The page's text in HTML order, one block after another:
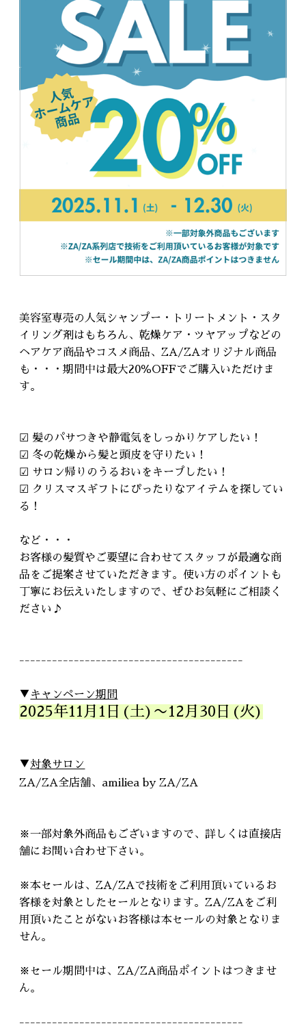
美容室専売の人気シャンプー・トリートメント・スタ
イリング剤はもちろん、乾燥ケア・ツヤアップなどの
ヘアケア商品やコスメ商品、ZA/ZAオリジナル商品
も・・・期間中は最大20％OFFでご購入いただけま
す。
☑ 髪のパサつきや静電気をしっかりケアしたい！
☑ 冬の乾燥から髪と頭皮を守りたい！
☑ サロン帰りのうるおいをキープしたい！
☑ クリスマスギフトにぴったりなアイテムを探してい
る！
など・・・
お客様の髪質やご要望に合わせてスタッフが最適な商
品をご提案させていただきます。使い方のポイントも
丁寧にお伝えいたしますので、ぜひお気軽にご相談く
ださい♪
-----------------------------------------
▼ キャンペーン期間
2025年11月1日(土)〜12月30 日(火)
▼対象サロン
ZA/ZA全店舗、amiliea by ZA/ZA
※一部対象外商品もございますので、詳しくは直接店
舗にお問い合わせ下さい。
※本セールは、ZA/ZAで技術をご利用頂いているお
客様を対象としたセールとなります。ZA/ZAをご利
用頂いたことがないお客様は本セールの対象となりま
せん。
※セール期間中は、ZA/ZA商品ポイントはつきませ
ん。
-----------------------------------------